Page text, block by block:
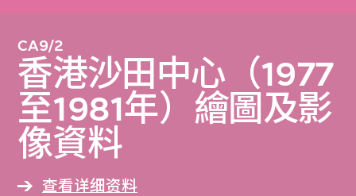
CA9/2
香港沙田中心（1977
至1981年）繪圖及影
像資料
查看详细资料